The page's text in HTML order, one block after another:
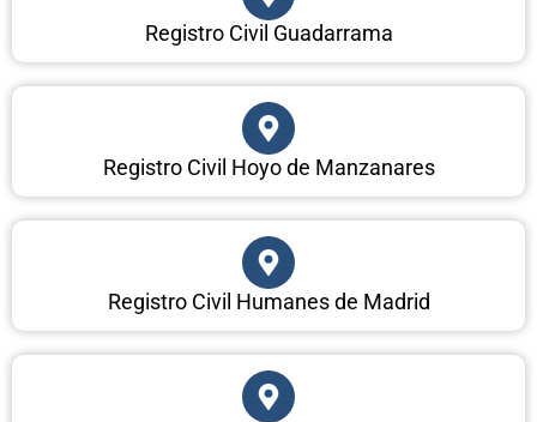
Registro Civil Guadarrama
Registro Civil Hoyo de Manzanares
Registro Civil Humanes de Madrid